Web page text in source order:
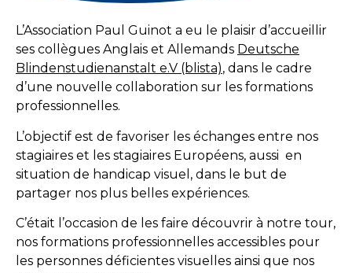
L’Association Paul Guinot a eu le plaisir d’accueillir
ses collègues Anglais et Allemands Deutsche
Blindenstudienanstalt e.V (blista), dans le cadre
d’une nouvelle collaboration sur les formations
professionnelles.
L’objectif est de favoriser les échanges entre nos
stagiaires et les stagiaires Européens, aussi en
situation de handicap visuel, dans le but de
partager nos plus belles expériences.
C’était l’occasion de les faire découvrir à notre tour,
nos formations professionnelles accessibles pour
les personnes déficientes visuelles ainsi que nos